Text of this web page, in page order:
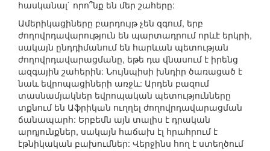
հասկանալ` որո՞նք են մեր շահերը:
Ամերիկացիները բարդույթ չեն զգում, երբ
ժողովրդավարություն են պարտադրում որևէ երկրի,
սակայն ընդդիմանում են հարևան պետության
ժողովրդավարացմանը, եթե դա վնասում է իրենց
ազգային շահերին: Նույնպիսի խնդիր ծառացած է
նաև եվրոպացիների առջև: Արդեն բազում
տասնամյակներ եվրոպական պետությունները
տքնում են Աֆրիկան ուղղել ժողովրդավարացման
ճանապարհ: Երբեմն այն տալիս է դրական
արդյունքներ, սակայն հաճախ էլ հրահրում է
էթնիկական բախումներ: Վերջինս հող է ստեղծում